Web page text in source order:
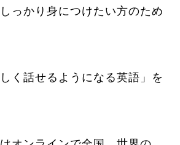
っかり身につけたい方のため
く話せるようになる英語」を